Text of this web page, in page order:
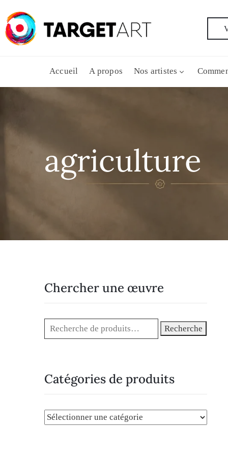
Accueil A propos Nos artistes
agriculture
Chercher une œuvre
Recherche
Catégories de produits